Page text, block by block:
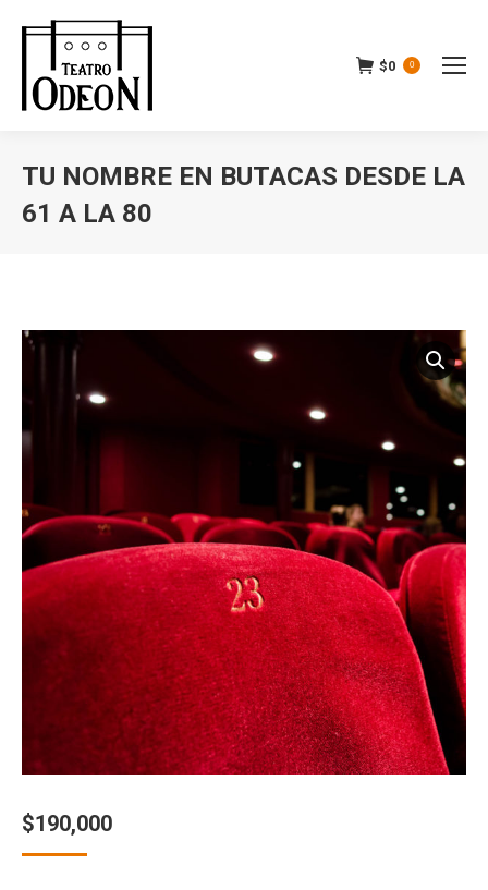
$0 0
TU NOMBRE EN BUTACAS DESDE LA
61 A LA 80
$190,000